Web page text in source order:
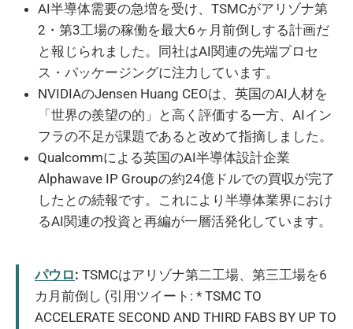
AI半導体需要の急増を受け、TSMCがアリゾナ第
2・第3工場の稼働を最大6ヶ月前倒しする計画だ
と報じられました。同社はAI関連の先端プロセ
ス・パッケージングに注力しています。
NVIDIAのJensen Huang CEOは、英国のAI人材を
「世界の羨望の的」と高く評価する一方、AIイン
フラの不足が課題であると改めて指摘しました。
Qualcommによる英国のAI半導体設計企業
Alphawave IP Groupの約24億ドルでの買収が完了
したとの続報です。これにより半導体業界におけ
るAI関連の投資と再編が一層活発化しています。
パウロ: TSMCはアリゾナ第二工場、第三工場を6
カ月前倒し (引用ツイート: * TSMC TO
ACCELERATE SECOND AND THIRD FABS BY UP TO